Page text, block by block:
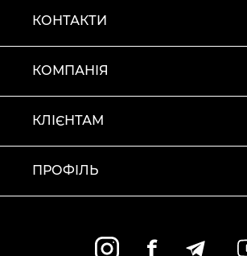
КОНТАКТИ
КОМПАНІЯ
КЛІЄНТАМ
ПРОФІЛЬ